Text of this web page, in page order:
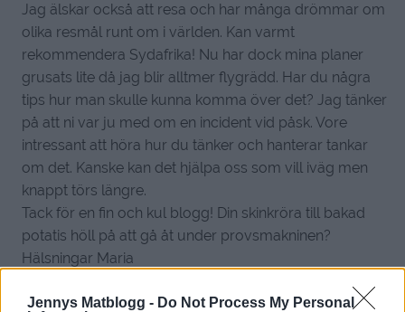
Jennys Matblogg - Do Not Process My Personal
Jag älskar också att resa och har många drömmar om
olika resmål runt om i världen. Kan varmt
rekommendera Sydafrika! Nu har dock mina planer
grusats lite då jag blir alltmer flygrädd. Har du några
tips hur man skulle kunna komma över det? Jag tänker
på att ni var ju med om en incident vid påsk. Vore
intressant att höra hur du tänker och hanterar tankar
om det. Kanske kan det hjälpa oss som vill iväg men
knappt törs längre.
Tack för en fin och kul blogg! Din skinkröra till bakad
potatis höll på att gå åt under provsmakninen?
Hälsningar Maria
0 Svara